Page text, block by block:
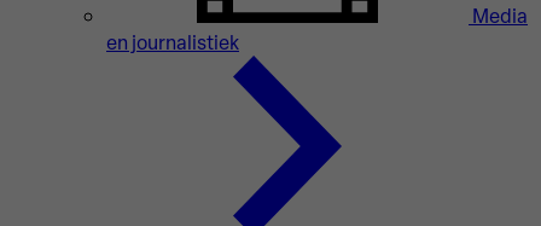
Media
en journalistiek